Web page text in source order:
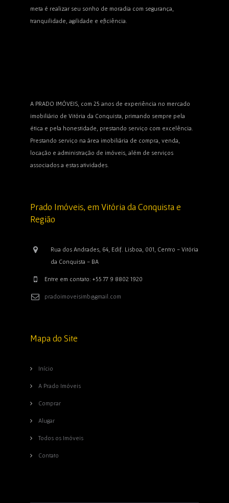
meta é realizar seu sonho de moradia com segurança,
tranquilidade, agilidade e eficiência.
A PRADO IMÓVEIS, com 25 anos de experiência no mercado
imobiliário de Vitória da Conquista, primando sempre pela
ética e pela honestidade, prestando serviço com excelência.
Prestando serviço na área imobiliária de compra, venda,
locação e administração de imóveis, além de serviços
associados a estas atividades.
Prado Imóveis, em Vitória da Conquista e
Região
Rua dos Andrades, 64, Edif. Lisboa, 001, Centro - Vitória
da Conquista - BA
Entre em contato: +55 77 9 8802 1920
pradoimoveisimb@gmail.com
Mapa do Site
Início
A Prado Imóveis
Comprar
Alugar
Todos os Imóveis
Contato